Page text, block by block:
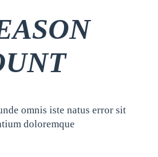
omnis iste natus error sit
doloremque